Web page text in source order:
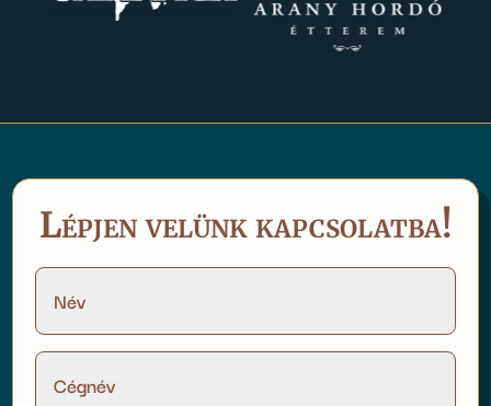
Lépjen velünk kapcsolatba!